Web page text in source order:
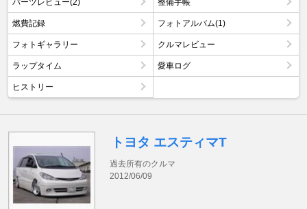
燃費記録 フォトアルバム(1)
フォトギャラリー クルマレビュー
ラップタイム 愛車ログ
ヒストリー
トヨタ エスティマT
過去所有のクルマ
2012/06/09